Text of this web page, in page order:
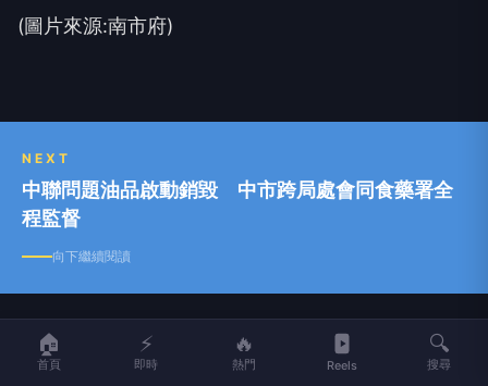
(圖片來源:南市府)
NEXT
中聯問題油品啟動銷毀 中市跨局處會同食藥署全
程監督
向下繼續閱讀
中聯問題油品啟動銷毀 中市跨局處
會同食藥署全程監督
🏠
首頁
⚡
即時
🔥
熱門 Reels
🔍
搜尋